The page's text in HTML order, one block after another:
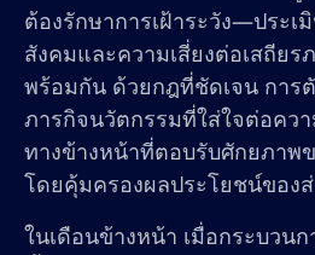
ต้องรักษาการเฝ้าระวัง—ประ
สังคมและความเสี่ยงต่อเสถียร
พร้อมกัน ด้วยกฎที่ชัดเจน การ
ภารกิจนวัตกรรมที่ใส่ใจต่อคว
ทางข้างหน้าที่ตอบรับศักยภาพ
โดยคุ้มครองผลประโยชน์ของ
ในเดือนข้างหน้า เมื่อกระบวนก